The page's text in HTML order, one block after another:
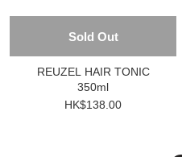
Sold Out
REUZEL HAIR TONIC
350ml
HK$138.00